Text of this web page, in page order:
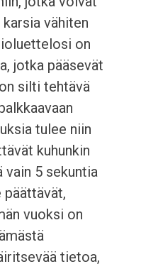
vähiten
on
jotka pääsevät
silti tehtävä
tulee niin
kuhunkin
vain 5 sekuntia
päättävät,
vuoksi on
tietoa,